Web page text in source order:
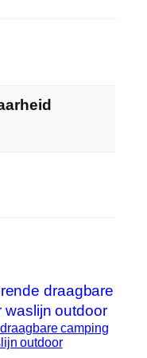
camping
outdoor